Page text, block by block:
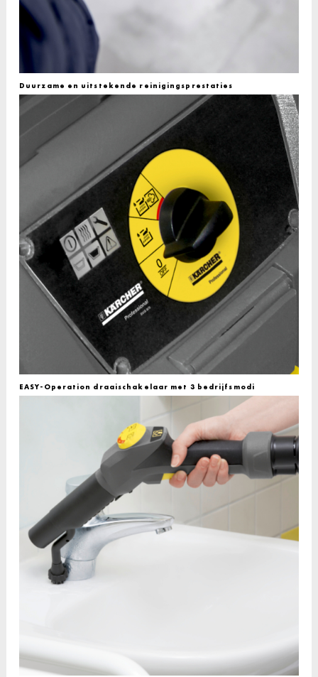
Duurzame en uitstekende reinigingsprestaties
EASY-Operation draaischakelaar met 3 bedrijfsmodi